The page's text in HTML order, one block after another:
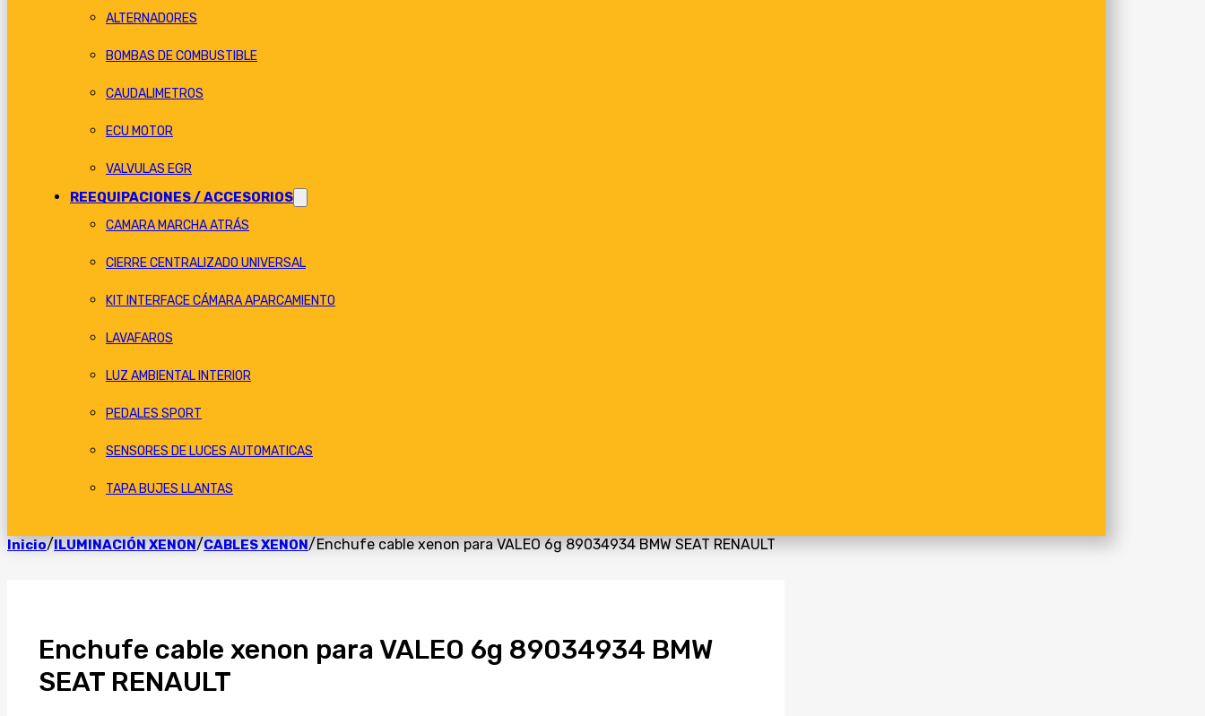
ALTERNADORES
BOMBAS DE COMBUSTIBLE
CAUDALIMETROS
ECU MOTOR
VALVULAS EGR
REEQUIPACIONES / ACCESORIOS
CAMARA MARCHA ATRÁS
CIERRE CENTRALIZADO UNIVERSAL
KIT INTERFACE CÁMARA APARCAMIENTO
LAVAFAROS
LUZ AMBIENTAL INTERIOR
PEDALES SPORT
SENSORES DE LUCES AUTOMATICAS
TAPA BUJES LLANTAS
Inicio/ILUMINACIÓN XENON/CABLES XENON/Enchufe cable xenon para VALEO 6g 89034934 BMW SEAT RENAULT
Enchufe cable xenon para VALEO 6g 89034934 BMW
SEAT RENAULT